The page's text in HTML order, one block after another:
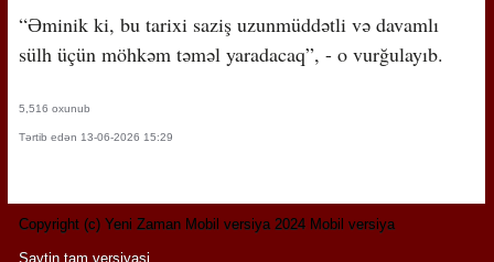
“Əminik ki, bu tarixi saziş uzunmüddətli və davamlı
sülh üçün möhkəm təməl yaradacaq”, - o vurğulayıb.
5,516 oxunub
Tərtib edən 13-06-2026 15:29
Copyright (c) Yeni Zaman Mobil versiya 2024 Mobil versiya
Saytin tam versiyasi